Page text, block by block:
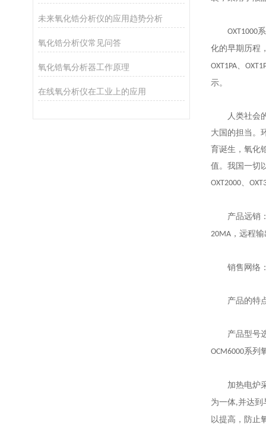
未来氧化锆分析仪的应用趋势分析
氧化锆分析仪常见问答
氧化锆氧分析器工作原理
在线氧分析仪在工业上的应用
OXT1000
化的早期历程
OXT1PA、
示。
人类社会
大国的担当。
育诞生，氧化
值。我国一切
OXT2000、
产品远销
20MA ，远程
销售网络
产品的特
产品型号
OCM6000系列
加热电炉
为一体,并达到
以提高，防止